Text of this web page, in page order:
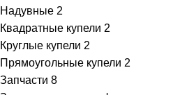
Надувные 2
Квадратные купели 2
Круглые купели 2
Прямоугольные купели 2
Запчасти 8